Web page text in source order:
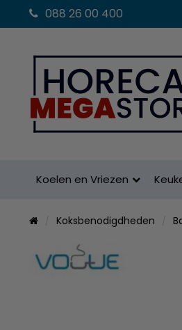
088 26 00 400
Koelen en Vriezen
Koksbenodigdheden